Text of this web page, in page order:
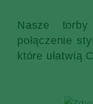
Nasze
połączenie
które ułatwią